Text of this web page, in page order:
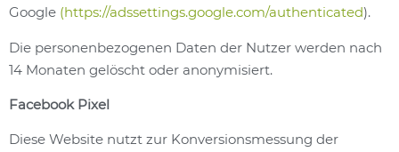
Google (https://adssettings.google.com/authenticated).
Die personenbezogenen Daten der Nutzer werden nach
14 Monaten gelöscht oder anonymisiert.
Facebook Pixel
Diese Website nutzt zur Konversionsmessung der